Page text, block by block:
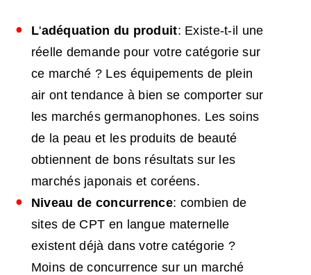
L'adéquation du produit: Existe-t-il une
réelle demande pour votre catégorie sur
ce marché ? Les équipements de plein
air ont tendance à bien se comporter sur
les marchés germanophones. Les soins
de la peau et les produits de beauté
obtiennent de bons résultats sur les
marchés japonais et coréens.
Niveau de concurrence: combien de
sites de CPT en langue maternelle
existent déjà dans votre catégorie ?
Moins de concurrence sur un marché